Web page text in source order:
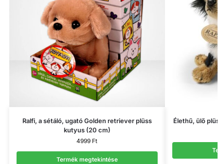
Ralfi, a sétáló, ugató Golden retriever plüss
kutyus (20 cm)
4999 Ft
Termék megtekintése
Élethű, ülő